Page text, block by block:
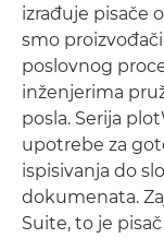
izrađuje pisače
smo
poslovnog
inženjerima
posla. Serija
upotrebe za
ispisivanja do
dokumenata.
Suite, to je